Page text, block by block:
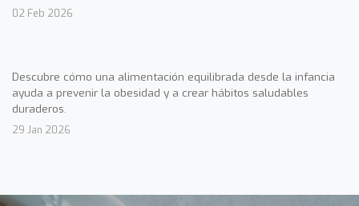
02 Feb 2026
Descubre cómo una alimentación equilibrada desde la infancia
ayuda a prevenir la obesidad y a crear hábitos saludables
duraderos.
29 Jan 2026